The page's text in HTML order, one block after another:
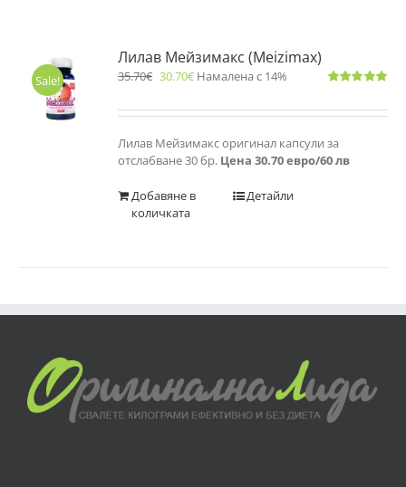
Sale!
Лилав Мейзимакс (Meizimax)
35.70€ 30.70€ Намалена с 14%
Лилав Мейзимакс оригинал капсули за
отслабване 30 бр. Цена 30.70 евро/60 лв
Добавяне в
количката
Детайли